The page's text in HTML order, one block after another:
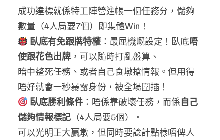
成功達標就係特工陣營進帳一個任務分，儲夠
數量（4人局要7個）即集體Win！
臥底有免跟牌特權：最屈機嘅設定！臥底唔
使跟花色出牌 ，可以隨時打亂盤算、
暗中整死任務、或者自己食墩搶情報。但用得
唔好就會一秒暴露身份，被全場圍插！
臥底勝利條件：唔係靠破壞任務，而係 自己
儲夠情報標記 （4人局要5個）。
可以光明正大贏墩，但同時要諗計點樣唔俾人